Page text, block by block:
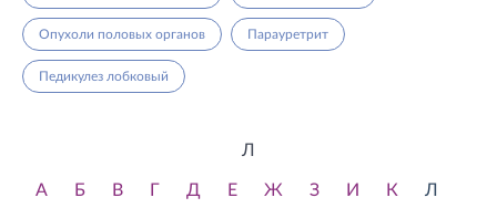
Опухоли половых органов Парауретрит
Педикулез лобковый
Л
А Б В Г Д Е Ж З И К Л